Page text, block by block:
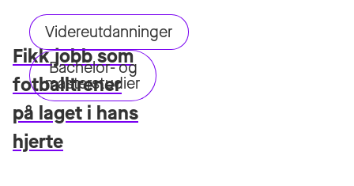
Videreutdanninger
Bachelor- og
masterstudier
Fikk jobb som
fotballtrener
på laget i hans
hjerte